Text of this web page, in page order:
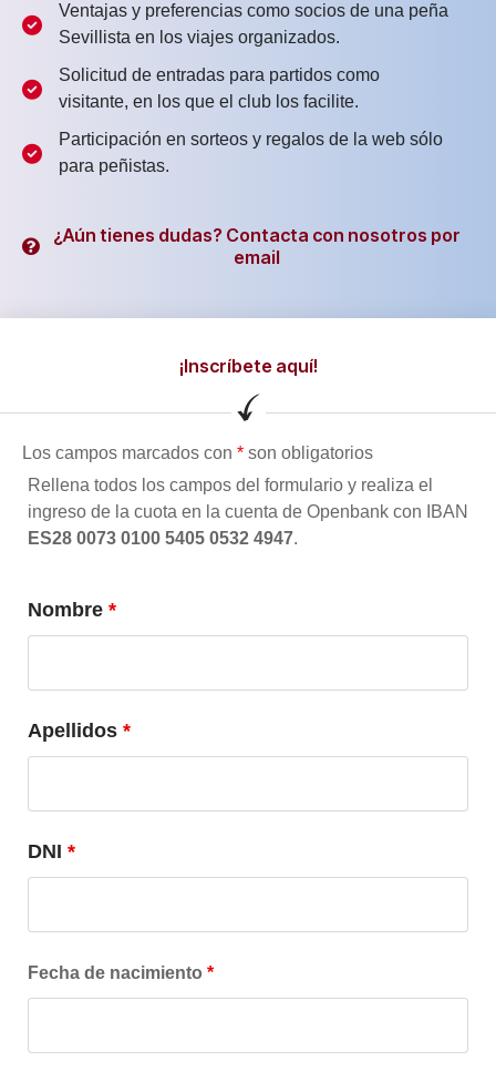
Ventajas y preferencias como socios de una peña
Sevillista en los viajes organizados.
Solicitud de entradas para partidos como
visitante, en los que el club los facilite.
Participación en sorteos y regalos de la web sólo
para peñistas.
¿Aún tienes dudas? Contacta con nosotros por
email
¡Inscríbete aquí!
Los campos marcados con * son obligatorios
Rellena todos los campos del formulario y realiza el
ingreso de la cuota en la cuenta de Openbank con IBAN
ES28 0073 0100 5405 0532 4947.
Nombre *
Apellidos *
DNI *
Fecha de nacimiento *